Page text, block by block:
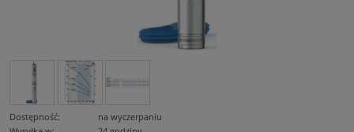
Dostępność:
na wyczerpaniu